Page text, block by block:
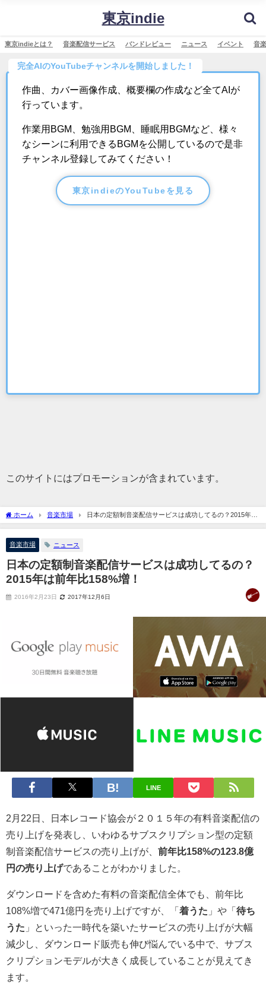
東京indie
東京indieとは？ 音楽配信サービス バンドレビュー ニュース イベント 音
完全AIのYouTubeチャンネルを開始しました！
作曲、カバー画像作成、概要欄の作成など全てAIが
行っています。
作業用BGM、勉強用BGM、睡眠用BGMなど、様々
なシーンに利用できるBGMを公開しているので是非
チャンネル登録してみてください！
東京indieのYouTubeを見る
このサイトにはプロモーションが含まれています。
ホーム 音楽市場
日本の定額制音楽配信サービスは成功してるの？2015年は
前年比158%増！
音楽市場 ニュース
日本の定額制音楽配信サービスは成功してるの？
2015年は前年比158%増！
2016年2月23日 2017年12月6日
LINE
2月22日、日本レコード協会が２０１５年の有料音楽配信の
売り上げを発表し、いわゆるサブスクリプション型の定額
制音楽配信サービスの売り上げが、 前年比158%の123.8億
円の売り上げであることがわかりました。
ダウンロードを含めた有料の音楽配信全体でも、前年比
108%増で471億円を売り上げですが、「 着うた 」や「 待ち
うた 」といった一時代を築いたサービスの売り上げが大幅
減少し、ダウンロード販売も伸び悩んでいる中で、サブス
クリプションモデルが大きく成長していることが見えてき
ます。